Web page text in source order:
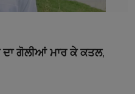
ਦਾ ਗੋਲੀਆਂ ਮਾਰ ਕੇ ਕਤਲ,